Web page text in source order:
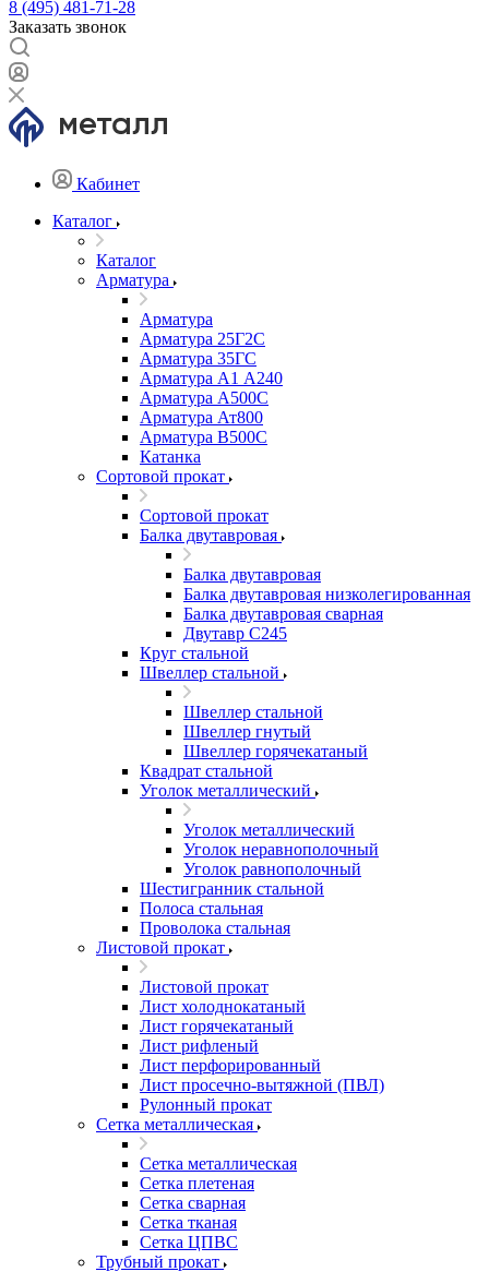
8 (495) 481-71-28
Заказать звонок
Кабинет
Каталог
Каталог
Арматура
Арматура
Арматура 25Г2С
Арматура 35ГС
Арматура А1 А240
Арматура А500С
Арматура Ат800
Арматура В500С
Катанка
Сортовой прокат
Сортовой прокат
Балка двутавровая
Балка двутавровая
Балка двутавровая низколегированная
Балка двутавровая сварная
Двутавр С245
Круг стальной
Швеллер стальной
Швеллер стальной
Швеллер гнутый
Швеллер горячекатаный
Квадрат стальной
Уголок металлический
Уголок металлический
Уголок неравнополочный
Уголок равнополочный
Шестигранник стальной
Полоса стальная
Проволока стальная
Листовой прокат
Листовой прокат
Лист холоднокатаный
Лист горячекатаный
Лист рифленый
Лист перфорированный
Лист просечно-вытяжной (ПВЛ)
Рулонный прокат
Сетка металлическая
Сетка металлическая
Сетка плетеная
Сетка сварная
Сетка тканая
Сетка ЦПВС
Трубный прокат